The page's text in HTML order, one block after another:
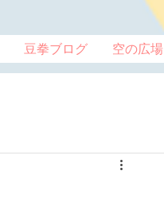
豆拳ブログ 空の広場